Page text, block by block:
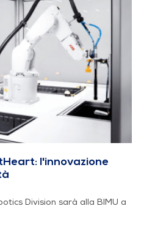
l'innovazione
Division sarà alla BIMU a